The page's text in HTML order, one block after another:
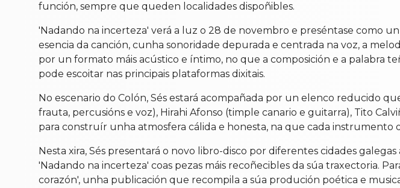
función, sempre que queden localidades dispoñibles.
'Nadando na incerteza' verá a luz o 28 de novembro e preséntase como
esencia da canción, cunha sonoridade depurada e centrada na voz, a
por un formato máis acústico e íntimo, no que a composición e a palabra
pode escoitar nas principais plataformas dixitais.
No escenario do Colón, Sés estará acompañada por un elenco reducido
frauta, percusións e voz), Hirahi Afonso (timple canario e guitarra), Tito
para construír unha atmosfera cálida e honesta, na que cada instrumento
Nesta xira, Sés presentará o novo libro-disco por diferentes cidades
'Nadando na incerteza' coas pezas máis recoñecibles da súa traxectoria.
corazón', unha publicación que recompila a súa produción poética e